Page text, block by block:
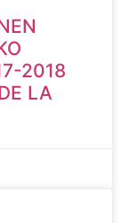
2018
LA